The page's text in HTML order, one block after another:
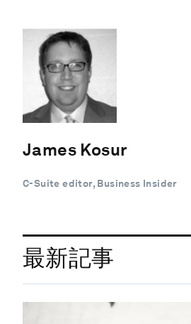
James Kosur
C-Suite editor, Business Insider
最新記事